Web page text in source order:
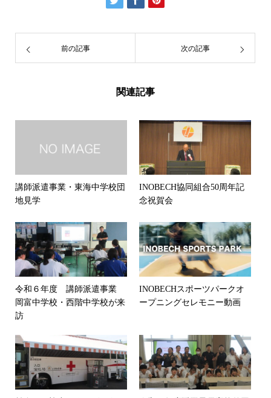
前の記事 次の記事
関連記事
講師派遣事業・東海中学校団
地見学
INOBECH協同組合50周年記
念祝賀会
令和６年度 講師派遣事業
岡富中学校・西階中学校が来
訪
INOBECHスポーツパークオ
ープニングセレモニー動画